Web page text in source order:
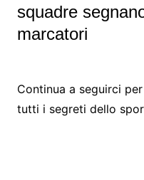
squadre
marcatori
Continua a seguirci
tutti i segreti dello